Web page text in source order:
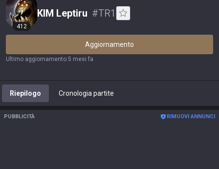
412
KIM Leptiru #TR1
Aggiornamento
Ultimo aggiornamento:5 mesi fa
Riepilogo Cronologia partite
PUBBLICITÀ RIMUOVI ANNUNCI